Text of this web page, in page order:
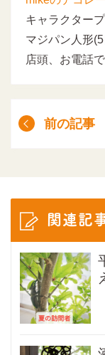
キャラクター
マジパン人形(5
店頭、お電話
前の記事
関連記